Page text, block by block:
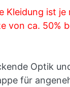
ist
von ca. 50%
Optik
für